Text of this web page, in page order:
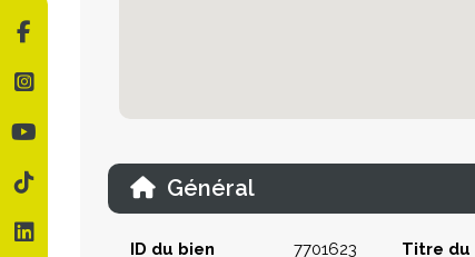
Général
ID du bien 7701623
Titre du